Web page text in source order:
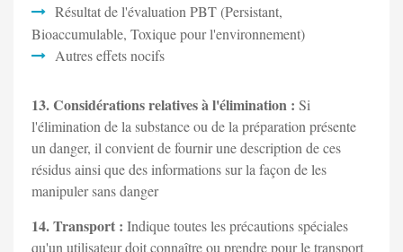
Résultat de l'évaluation PBT (Persistant,
Bioaccumulable, Toxique pour l'environnement)
Autres effets nocifs
13. Considérations relatives à l'élimination : Si
l'élimination de la substance ou de la préparation présente
un danger, il convient de fournir une description de ces
résidus ainsi que des informations sur la façon de les
manipuler sans danger
14. Transport : Indique toutes les précautions spéciales
qu'un utilisateur doit connaître ou prendre pour le transport